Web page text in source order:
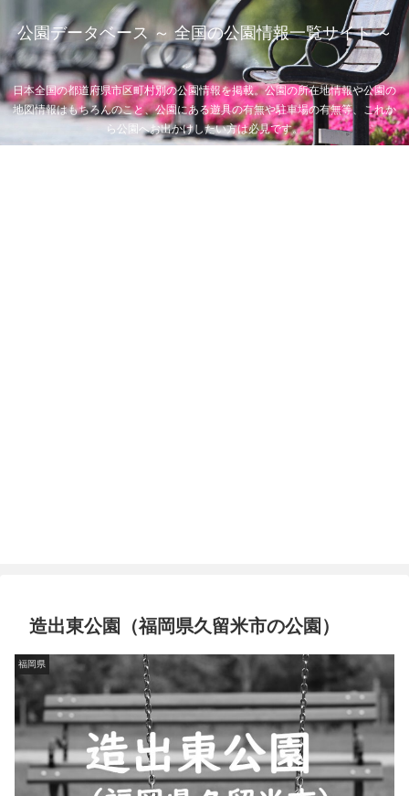
公園データベース ～ 全国の公園情報一覧サイト ～
日本全国の都道府県市区町村別の公園情報を掲載。公園の所在地情報や公園の
地図情報はもちろんのこと、公園にある遊具の有無や駐車場の有無等、これか
ら公園へお出かけしたい方は必見です。
造出東公園（福岡県久留米市の公園）
福岡県